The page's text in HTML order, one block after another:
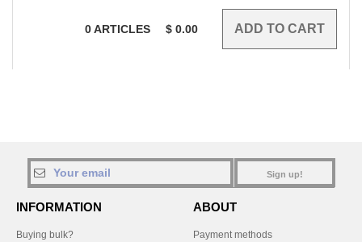
0ARTICLES $ 0.00
Sign up!
INFORMATION
Buying bulk?
ABOUT
Payment methods